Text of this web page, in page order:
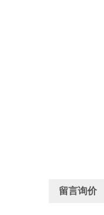
留言询价